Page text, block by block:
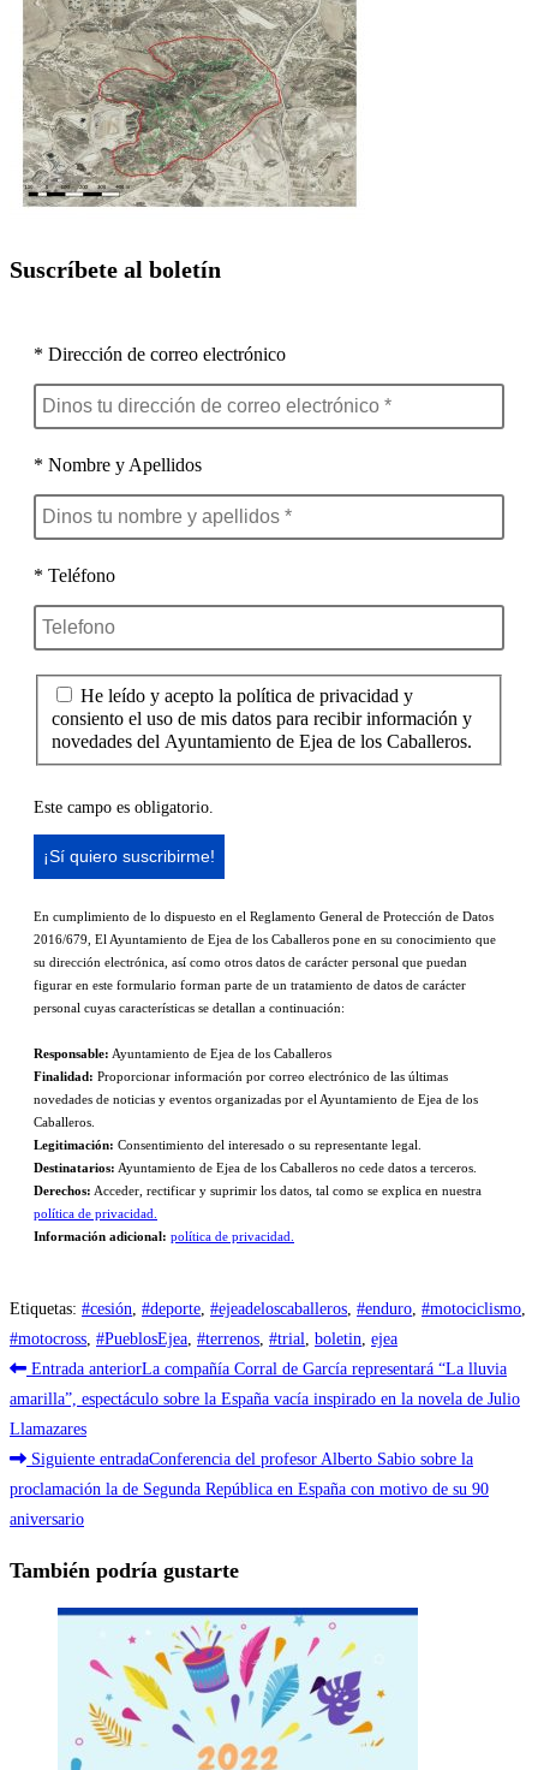
Suscríbete al boletín
* Dirección de correo electrónico
* Nombre y Apellidos
* Teléfono
He leído y acepto la política de privacidad y
consiento el uso de mis datos para recibir información y
novedades del Ayuntamiento de Ejea de los Caballeros.
Este campo es obligatorio.
En cumplimiento de lo dispuesto en el Reglamento General de Protección de Datos
2016/679, El Ayuntamiento de Ejea de los Caballeros pone en su conocimiento que
su dirección electrónica, así como otros datos de carácter personal que puedan
figurar en este formulario forman parte de un tratamiento de datos de carácter
personal cuyas características se detallan a continuación:
Responsable: Ayuntamiento de Ejea de los Caballeros
Finalidad: Proporcionar información por correo electrónico de las últimas
novedades de noticias y eventos organizadas por el Ayuntamiento de Ejea de los
Caballeros.
Legitimación: Consentimiento del interesado o su representante legal.
Destinatarios: Ayuntamiento de Ejea de los Caballeros no cede datos a terceros.
Derechos: Acceder, rectificar y suprimir los datos, tal como se explica en nuestra
política de privacidad.
Información adicional: política de privacidad.
Etiquetas: #cesión #deporte #ejeadeloscaballeros #enduro #motociclismo
#motocross #PueblosEjea #terrenos #trial boletin ejea
Leer
más
artículos
Entrada anteriorLa compañía Corral de García representará “La lluvia
amarilla”, espectáculo sobre la España vacía inspirado en la novela de Julio
Llamazares
Siguiente entradaConferencia del profesor Alberto Sabio sobre la
proclamación la de Segunda República en España con motivo de su 90
aniversario
También podría gustarte